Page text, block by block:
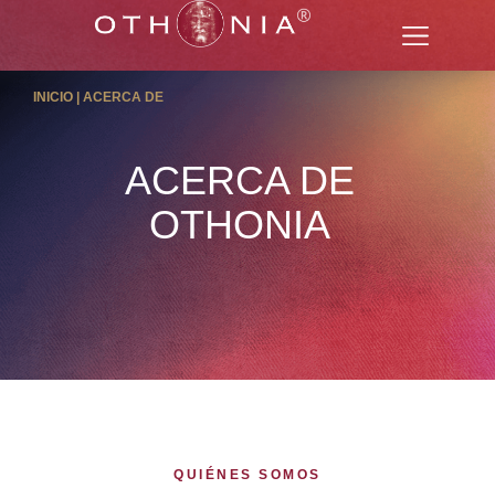
INICIO | ACERCA DE
ACERCA DE
OTHONIA
QUIÉNES SOMOS